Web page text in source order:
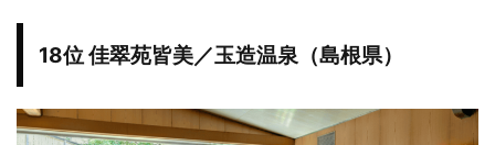
18位 佳翠苑皆美／玉造温泉（島根県）